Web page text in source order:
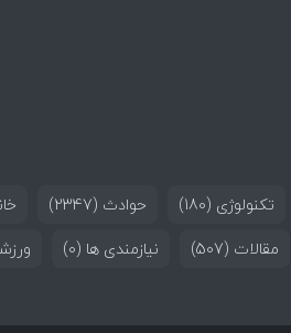
تکنولوژی (180) حوادث (2347)
مقالات (507) نیازمندی ها (0)